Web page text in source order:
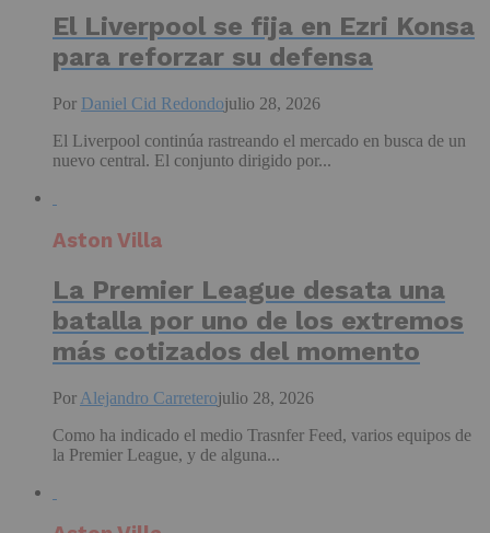
El Liverpool se fija en Ezri Konsa
para reforzar su defensa
Por Daniel Cid Redondojulio 28, 2026
El Liverpool continúa rastreando el mercado en busca de un
nuevo central. El conjunto dirigido por...
Aston Villa
La Premier League desata una
batalla por uno de los extremos
más cotizados del momento
Por Alejandro Carreterojulio 28, 2026
Como ha indicado el medio Trasnfer Feed, varios equipos de
la Premier League, y de alguna...